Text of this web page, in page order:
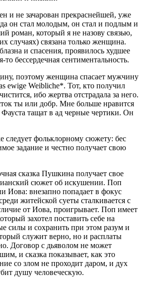
и не зачарован прекраснейшей, уже
он стал молодым, он стал и подлым и
роман, который я не назову связью,
случаях) связана только женщина.
и спасения, проявилось худшее
то бессердечная сентиментальность.
поэтому женщина спасает мужчину
ewige Weibliche*. Тот, кто получил
ибо жертва отстрадала за него.
ты или добр. Мне больше нравится
тащат в ад черные чертики. Он
следует фольклорному сюжету: бес
задание и честно получает свою
сказка Пушкина получает свое
сюжет об искушении. Поп
Иова: внезапно попадает в фокус
житейской суеты сталкивается с
от Иова, проигрывает. Поп имеет
захотел поставить себе на
силы и сохранить при этом разум и
служит верно, но и расплаты
Договор с дьяволом не может
и сказка показывает, как это
со злом не проходит даром, и дух
душу человеческую.